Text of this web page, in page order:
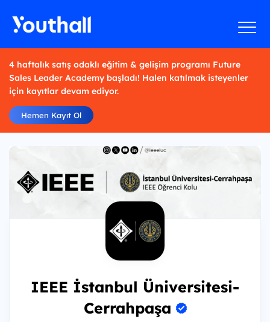
4 haftalık satış odaklı eğitim & gelişim programı Future
Sales Leader Academy başladı! Halen katılmak isteyenler
için kayıtlar devam ediyor.
Hemen Kayıt Ol
IEEE İstanbul Üniversitesi-
Cerrahpaşa